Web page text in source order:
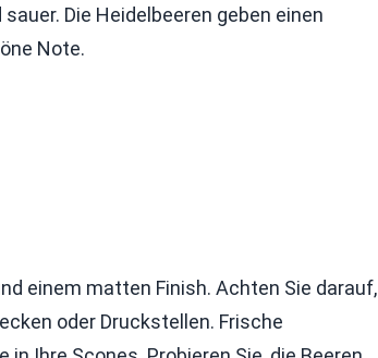
Die Heidelbeeren geben einen
Note.
einem matten Finish. Achten Sie darauf,
oder Druckstellen. Frische